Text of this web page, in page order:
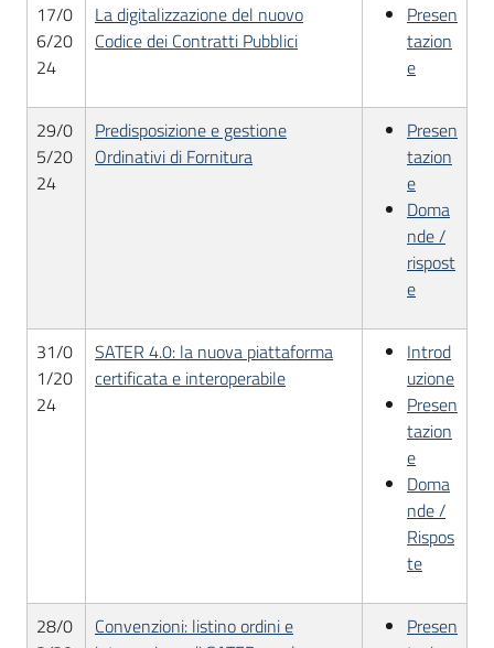
17/0
6/20
24
La digitalizzazione del nuovo
Codice dei Contratti Pubblici
Presen
tazion
e
29/0
5/20
24
Predisposizione e gestione
Ordinativi di Fornitura
Presen
tazion
e
Doma
nde /
rispost
e
31/0
1/20
24
SATER 4.0: la nuova piattaforma
certificata e interoperabile
Introd
uzione
Presen
tazion
e
Doma
nde /
Rispos
te
28/0
Convenzioni: listino ordini e
Presen